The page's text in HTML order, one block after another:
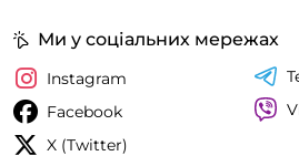
Ми у соціальних мережах
Instagram
Facebook
X (Twitter)